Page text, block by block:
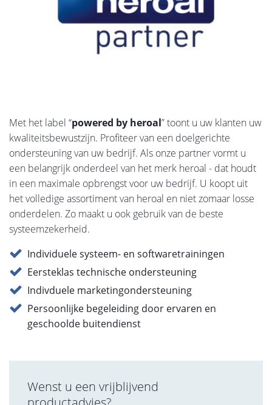
Met het label “powered by heroal” toont u uw klanten uw
kwaliteitsbewustzijn. Profiteer van een doelgerichte
ondersteuning van uw bedrijf. Als onze partner vormt u
een belangrijk onderdeel van het merk heroal - dat houdt
in een maximale opbrengst voor uw bedrijf. U koopt uit
het volledige assortiment van heroal en niet zomaar losse
onderdelen. Zo maakt u ook gebruik van de beste
systeemzekerheid.
Individuele systeem- en softwaretrainingen
Eersteklas technische ondersteuning
Indivduele marketingondersteuning
Persoonlijke begeleiding door ervaren en
geschoolde buitendienst
Wenst u een vrijblijvend